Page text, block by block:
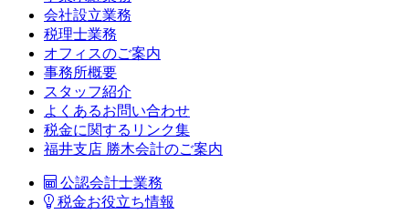
会社設立業務
税理士業務
オフィスのご案内
事務所概要
スタッフ紹介
よくあるお問い合わせ
税金に関するリンク集
福井支店 勝木会計のご案内
公認会計士業務
税金お役立ち情報